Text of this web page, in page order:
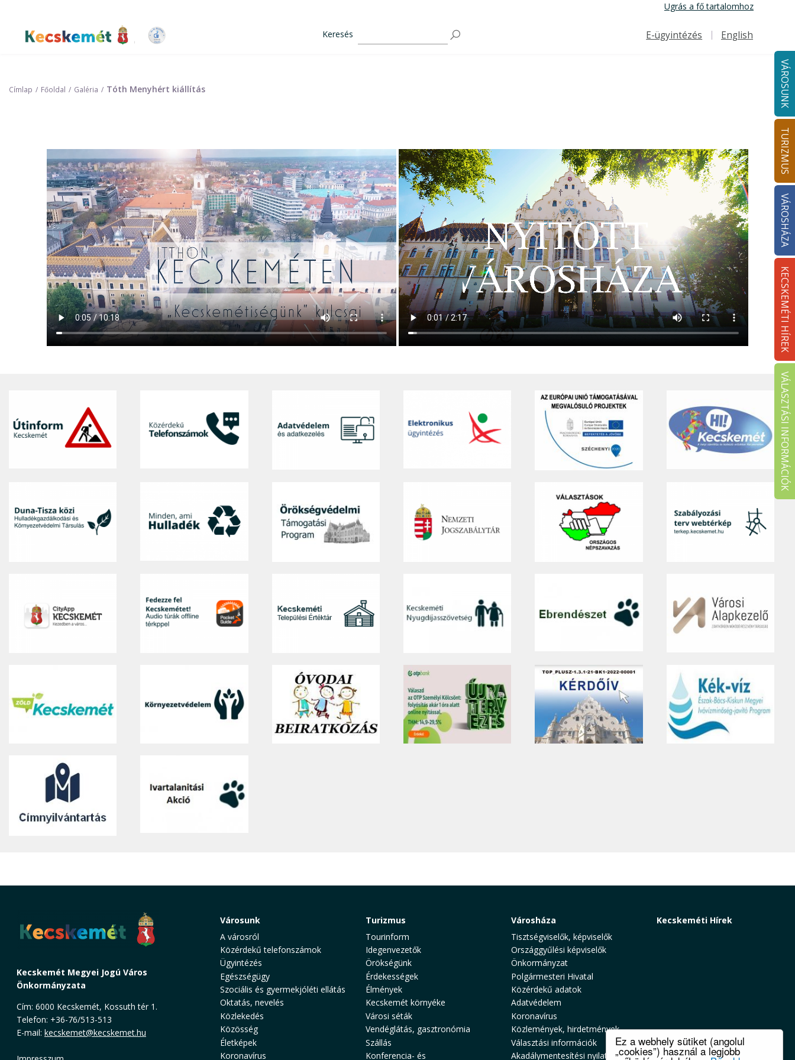
Ez a webhely sütiket (angolul
„cookies”) használ a legjobb
tartalomra
Ugrás a fő tartalomhoz
Kecskemét Város Honlapja
Keresés
Felső navigáció
E-ügyintézés English
VÁROSUNK
TURIZMUS
VÁROSHÁZA
KECSKEMÉTI HÍREK
VÁLASZTÁSI INFORMÁCIÓK
Címlap Főoldal Galéria Tóth Menyhért kiállítás
Kecskemét Megyei Jogú Város
Önkormányzata
Cím: 6000 Kecskemét, Kossuth tér 1.
Telefon: +36-76/513-513
E-mail: kecskemet@kecskemet.hu
Városunk
A városról
Közérdekű telefonszámok
Ügyintézés
Egészségügy
Szociális és gyermekjóléti ellátás
Oktatás, nevelés
Közlekedés
Közösség
Életképek
Koronavírus
Turizmus
Tourinform
Idegenvezetők
Örökségünk
Érdekességek
Élmények
Kecskemét környéke
Városi séták
Vendéglátás, gasztronómia
Szállás
Konferencia- és
Városháza
Tisztségviselők, képviselők
Országgyűlési képviselők
Önkormányzat
Polgármesteri Hivatal
Közérdekű adatok
Adatvédelem
Koronavírus
Közlemények, hirdetmények
Választási információk
Akadálymentesítési nyilatkozat
Kecskeméti Hírek